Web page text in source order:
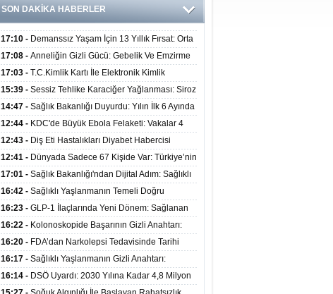
SON DAKİKA HABERLER
17:10 - Demanssız Yaşam İçin 13 Yıllık Fırsat: Orta
Yaştaki Yaşam Tarzı Beyin Sağlığını Belirliyor
17:08 - Anneliğin Gizli Gücü: Gebelik Ve Emzirme
Biyolojik Dayanıklılığı Artırabilir Mi?
17:03 - T.C.Kimlik Kartı İle Elektronik Kimlik
Doğrulama Yöntemi (Biyometrik Kimlik Doğrulama
Sistemi) 07.08.2026
15:39 - Sessiz Tehlike Karaciğer Yağlanması: Siroz
Ve Kalp Krizine Davetiye Çıkarıyor!
14:47 - Sağlık Bakanlığı Duyurdu: Yılın İlk 6 Ayında
10 Binden Fazla Hasta Hiperbarik Oksijen Tedavisi
Aldı
12:44 - KDC'de Büyük Ebola Felaketi: Vakalar 4
Bini Aştı, Virüste Mutasyon Şüphesi!
12:43 - Diş Eti Hastalıkları Diyabet Habercisi
Olabilir: Ağız Sağlığı Ve Şeker Arasındaki Çift Yönlü
Bağ Kanıtlandı
12:41 - Dünyada Sadece 67 Kişide Var: Türkiye’nin
İlk Bundgaard Sendromu Vakası Diyarbakır’da
Teşhis Edildi
17:01 - Sağlık Bakanlığı'ndan Dijital Adım: Sağlıklı
Hayat Merkezlerinde Uzaktan Danışmanlık Dönemi
Başladı
16:42 - Sağlıklı Yaşlanmanın Temeli Doğru
Beslenmeden Geçiyor: İleri Yaşta Hangi Besin
Öğelerine İhtiyaç Duyuluyor?
16:23 - GLP-1 İlaçlarında Yeni Dönem: Sağlanan
Faydalar Yalnızca Kilo Kaybıyla Sınırlı Değil
16:22 - Kolonoskopide Başarının Gizli Anahtarı:
Yetersiz Bağırsak Temizliği Poliplerin Gözden
Kaçmasına Neden Oluyor
16:20 - FDA’dan Narkolepsi Tedavisinde Tarihi
Onay: Oreksin Sistemini Hedefleyen İlk İlaç
Kullanıma Sunuldu
16:17 - Sağlıklı Yaşlanmanın Gizli Anahtarı:
Düzenli Kuvvet Antrenmanı Kas Ve Kemik Sağlığını
Koruyor
16:14 - DSÖ Uyardı: 2030 Yılına Kadar 4,8 Milyon
Hemşire ve Ebe Açığı Oluşabilir